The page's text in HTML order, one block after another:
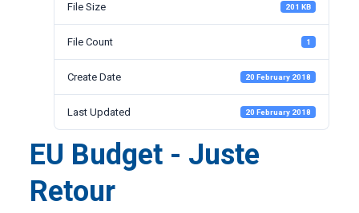
File Size 201 KB
File Count 1
Create Date 20 February 2018
Last Updated 20 February 2018
EU Budget - Juste
Retour